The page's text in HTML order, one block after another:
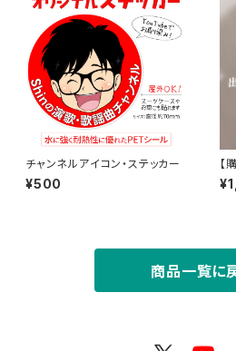
チャンネルアイコン・ステッカー
¥500
【
奇
商品一覧に